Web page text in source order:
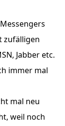
zufälligen
Jabber etc.
immer mal
mal neu
weil noch